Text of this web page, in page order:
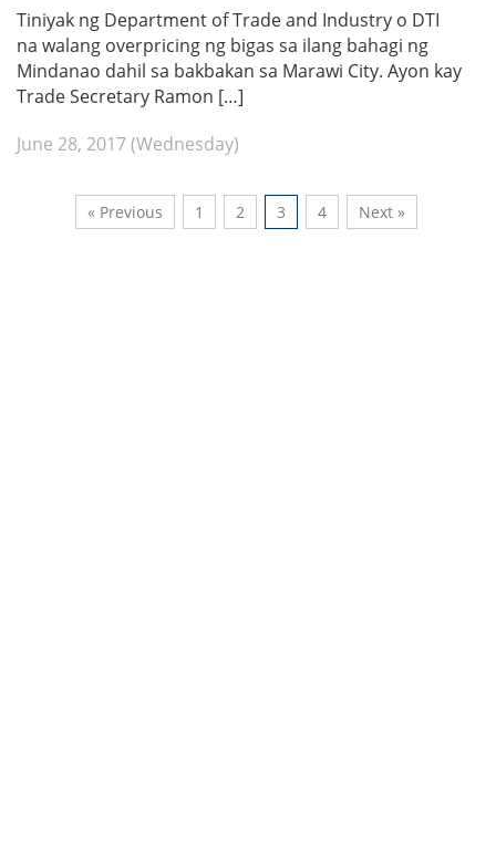
Tiniyak ng Department of Trade and Industry o DTI
na walang overpricing ng bigas sa ilang bahagi ng
Mindanao dahil sa bakbakan sa Marawi City. Ayon kay
Trade Secretary Ramon […]
June 28, 2017 (Wednesday)
« Previous 1 2 3 4 Next »